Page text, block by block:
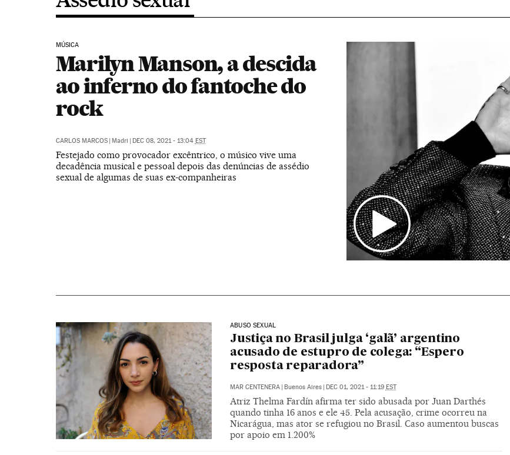
MÚSICA
Marilyn Manson, a descida
ao inferno do fantoche do
rock
CARLOS MARCOS | Madri | DEC 08, 2021 - 13:04 EST
Festejado como provocador excêntrico, o músico vive uma
decadência musical e pessoal depois das denúncias de assédio
sexual de algumas de suas ex-companheiras
ABUSO SEXUAL
Justiça no Brasil julga ‘galã’ argentino
acusado de estupro de colega: “Espero
resposta reparadora”
MAR CENTENERA | Buenos Aires | DEC 01, 2021 - 11:19 EST
Atriz Thelma Fardín afirma ter sido abusada por Juan Darthés
quando tinha 16 anos e ele 45. Pela acusação, crime ocorreu na
Nicarágua, mas ator se refugiou no Brasil. Caso aumentou buscas
por apoio em 1.200%